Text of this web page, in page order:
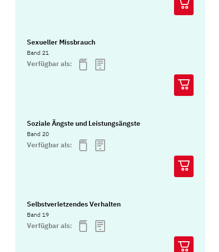
Sexueller Missbrauch
Band 21
Verfügbar als:
Soziale Ängste und Leistungsängste
Band 20
Verfügbar als:
Selbstverletzendes Verhalten
Band 19
Verfügbar als: